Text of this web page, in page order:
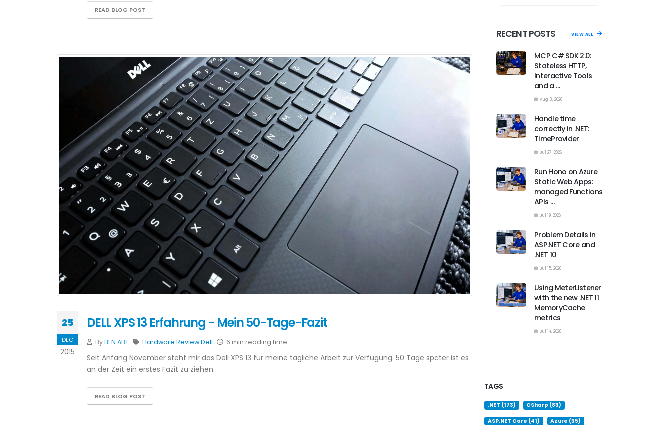
READ BLOG POST
25
DEC
2015
DELL XPS 13 Erfahrung - Mein 50-Tage-Fazit
ByBEN ABT Hardware ReviewDell 6 min reading time
Seit Anfang November steht mir das Dell XPS 13 für meine tägliche Arbeit zur Verfügung. 50 Tage später ist es
an der Zeit ein erstes Fazit zu ziehen.
READ BLOG POST
RECENT POSTS VIEW ALL
MCP C# SDK 2.0:
Stateless HTTP,
Interactive Tools
and a …
Aug 3, 2026
Handle time
correctly in .NET:
TimeProvider
Jul 27, 2026
Run Hono on Azure
Static Web Apps:
managed Functions
APIs …
Jul 19, 2026
Problem Details in
ASP.NET Core and
.NET 10
Jul 15, 2026
Using MeterListener
with the new .NET 11
MemoryCache
metrics
Jul 14, 2026
TAGS
.NET (173) CSharp (83)
ASP.NET Core (41) Azure (35)